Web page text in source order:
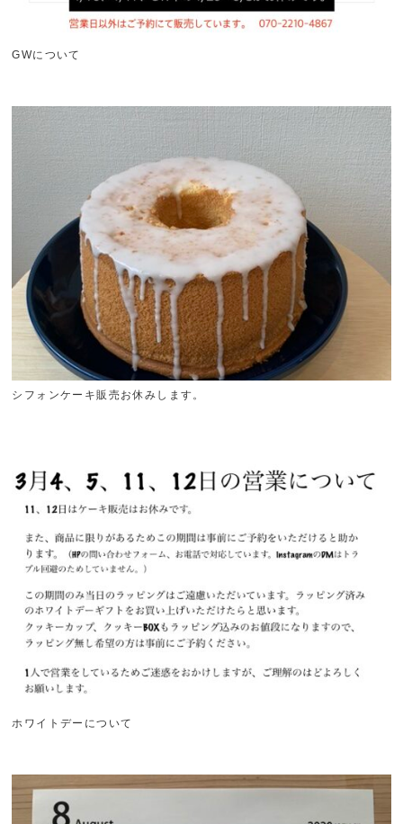
GWについて
シフォンケーキ販売お休みします。
ホワイトデーについて